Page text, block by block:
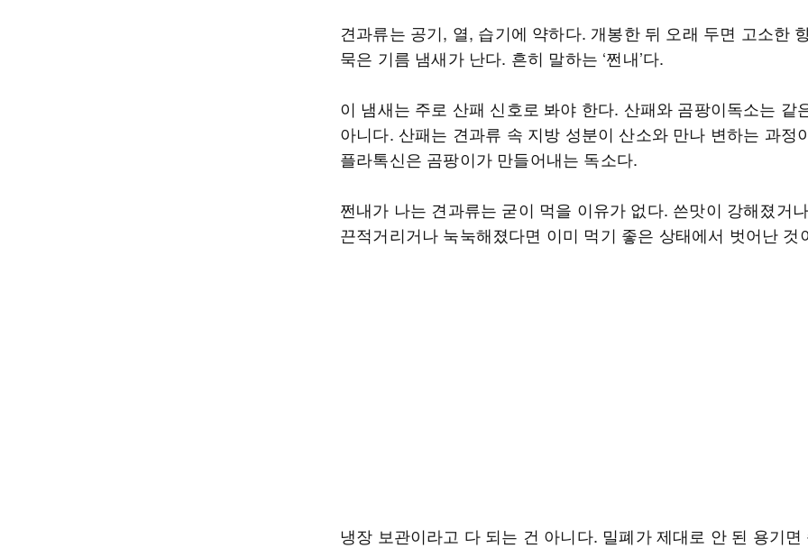
견과류는 공기, 열, 습기에 약하다. 개봉한 뒤 오래 두면 고소한
묵은 기름 냄새가 난다. 흔히 말하는 ‘쩐내’다.
이 냄새는 주로 산패 신호로 봐야 한다. 산패와 곰팡이독소는 같
아니다. 산패는 견과류 속 지방 성분이 산소와 만나 변하는 과정
플라톡신은 곰팡이가 만들어내는 독소다.
쩐내가 나는 견과류는 굳이 먹을 이유가 없다. 쓴맛이 강해졌거
끈적거리거나 눅눅해졌다면 이미 먹기 좋은 상태에서 벗어난 것
냉장 보관이라고 다 되는 건 아니다. 밀폐가 제대로 안 된 용기면